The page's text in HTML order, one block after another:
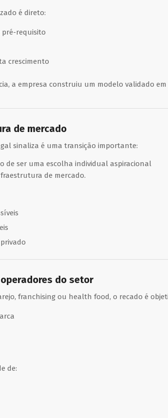
é direto:
pré-requisito
crescimento
a empresa construiu um modelo validado
de mercado
sinaliza é uma transição importante:
de ser uma escolha individual aspiracional
de mercado.
do setor
franchising ou health food, o recado é
de: